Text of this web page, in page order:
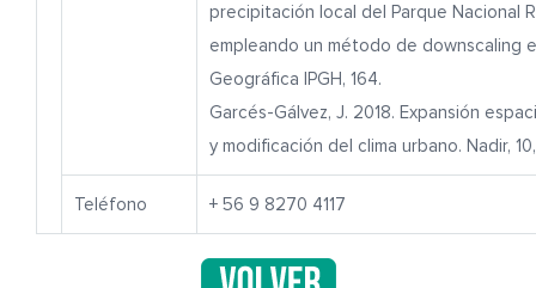
precipitación local del Parque Nacional
empleando un método de downscaling
Geográfica IPGH, 164.
Garcés-Gálvez, J. 2018. Expansión
y modificación del clima urbano. Nadir, 10,
Teléfono + 56 9 8270 4117